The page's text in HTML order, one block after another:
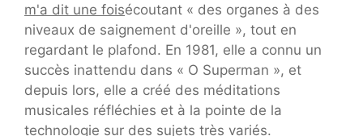
m'a dit une foisécoutant « des organes à des
niveaux de saignement d'oreille », tout en
regardant le plafond. En 1981, elle a connu un
succès inattendu dans « O Superman », et
depuis lors, elle a créé des méditations
musicales réfléchies et à la pointe de la
technologie sur des sujets très variés.